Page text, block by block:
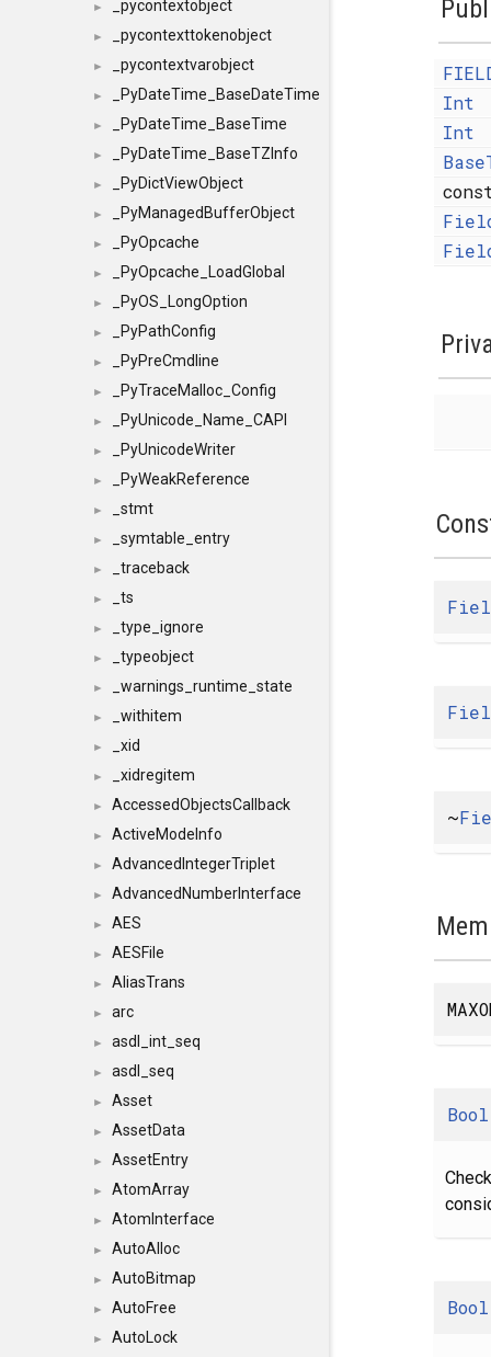
► _pycontextobject
► _pycontexttokenobject
► _pycontextvarobject
► _PyDateTime_BaseDateTime
► _PyDateTime_BaseTime
► _PyDateTime_BaseTZInfo
► _PyDictViewObject
► _PyManagedBufferObject
► _PyOpcache
► _PyOpcache_LoadGlobal
► _PyOS_LongOption
► _PyPathConfig
► _PyPreCmdline
► _PyTraceMalloc_Config
► _PyUnicode_Name_CAPI
► _PyUnicodeWriter
► _PyWeakReference
► _stmt
► _symtable_entry
► _traceback
► _ts
► _type_ignore
► _typeobject
► _warnings_runtime_state
► _withitem
► _xid
► _xidregitem
► AccessedObjectsCallback
► ActiveModeInfo
► AdvancedIntegerTriplet
► AdvancedNumberInterface
► AES
► AESFile
► AliasTrans
► arc
► asdl_int_seq
► asdl_seq
► Asset
► AssetData
► AssetEntry
► AtomArray
► AtomInterface
► AutoAlloc
► AutoBitmap
► AutoFree
► AutoLock
Int
Int
~
Bool
Bool